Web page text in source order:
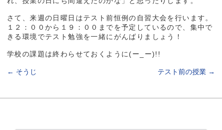
さて、来週の日曜日はテスト前恒例の自習大会を行います。
１２：００から１９：００までを予定しているので、集中で
きる環境でテスト勉強を一緒にがんばりましょう！
学校の課題は終わらせておくように(ー_ー)!!
← そうじ テスト前の授業 →